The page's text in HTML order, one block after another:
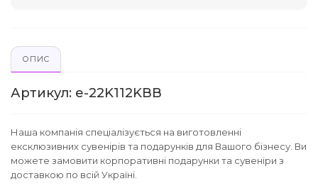
ОПИС
Артикул: e-22K112KBB
Наша компанія спеціалізується на виготовленні
ексклюзивних сувенірів та подарунків для Вашого бізнесу. Ви
можете замовити корпоративні подарунки та сувеніри з
доставкою по всій Україні.